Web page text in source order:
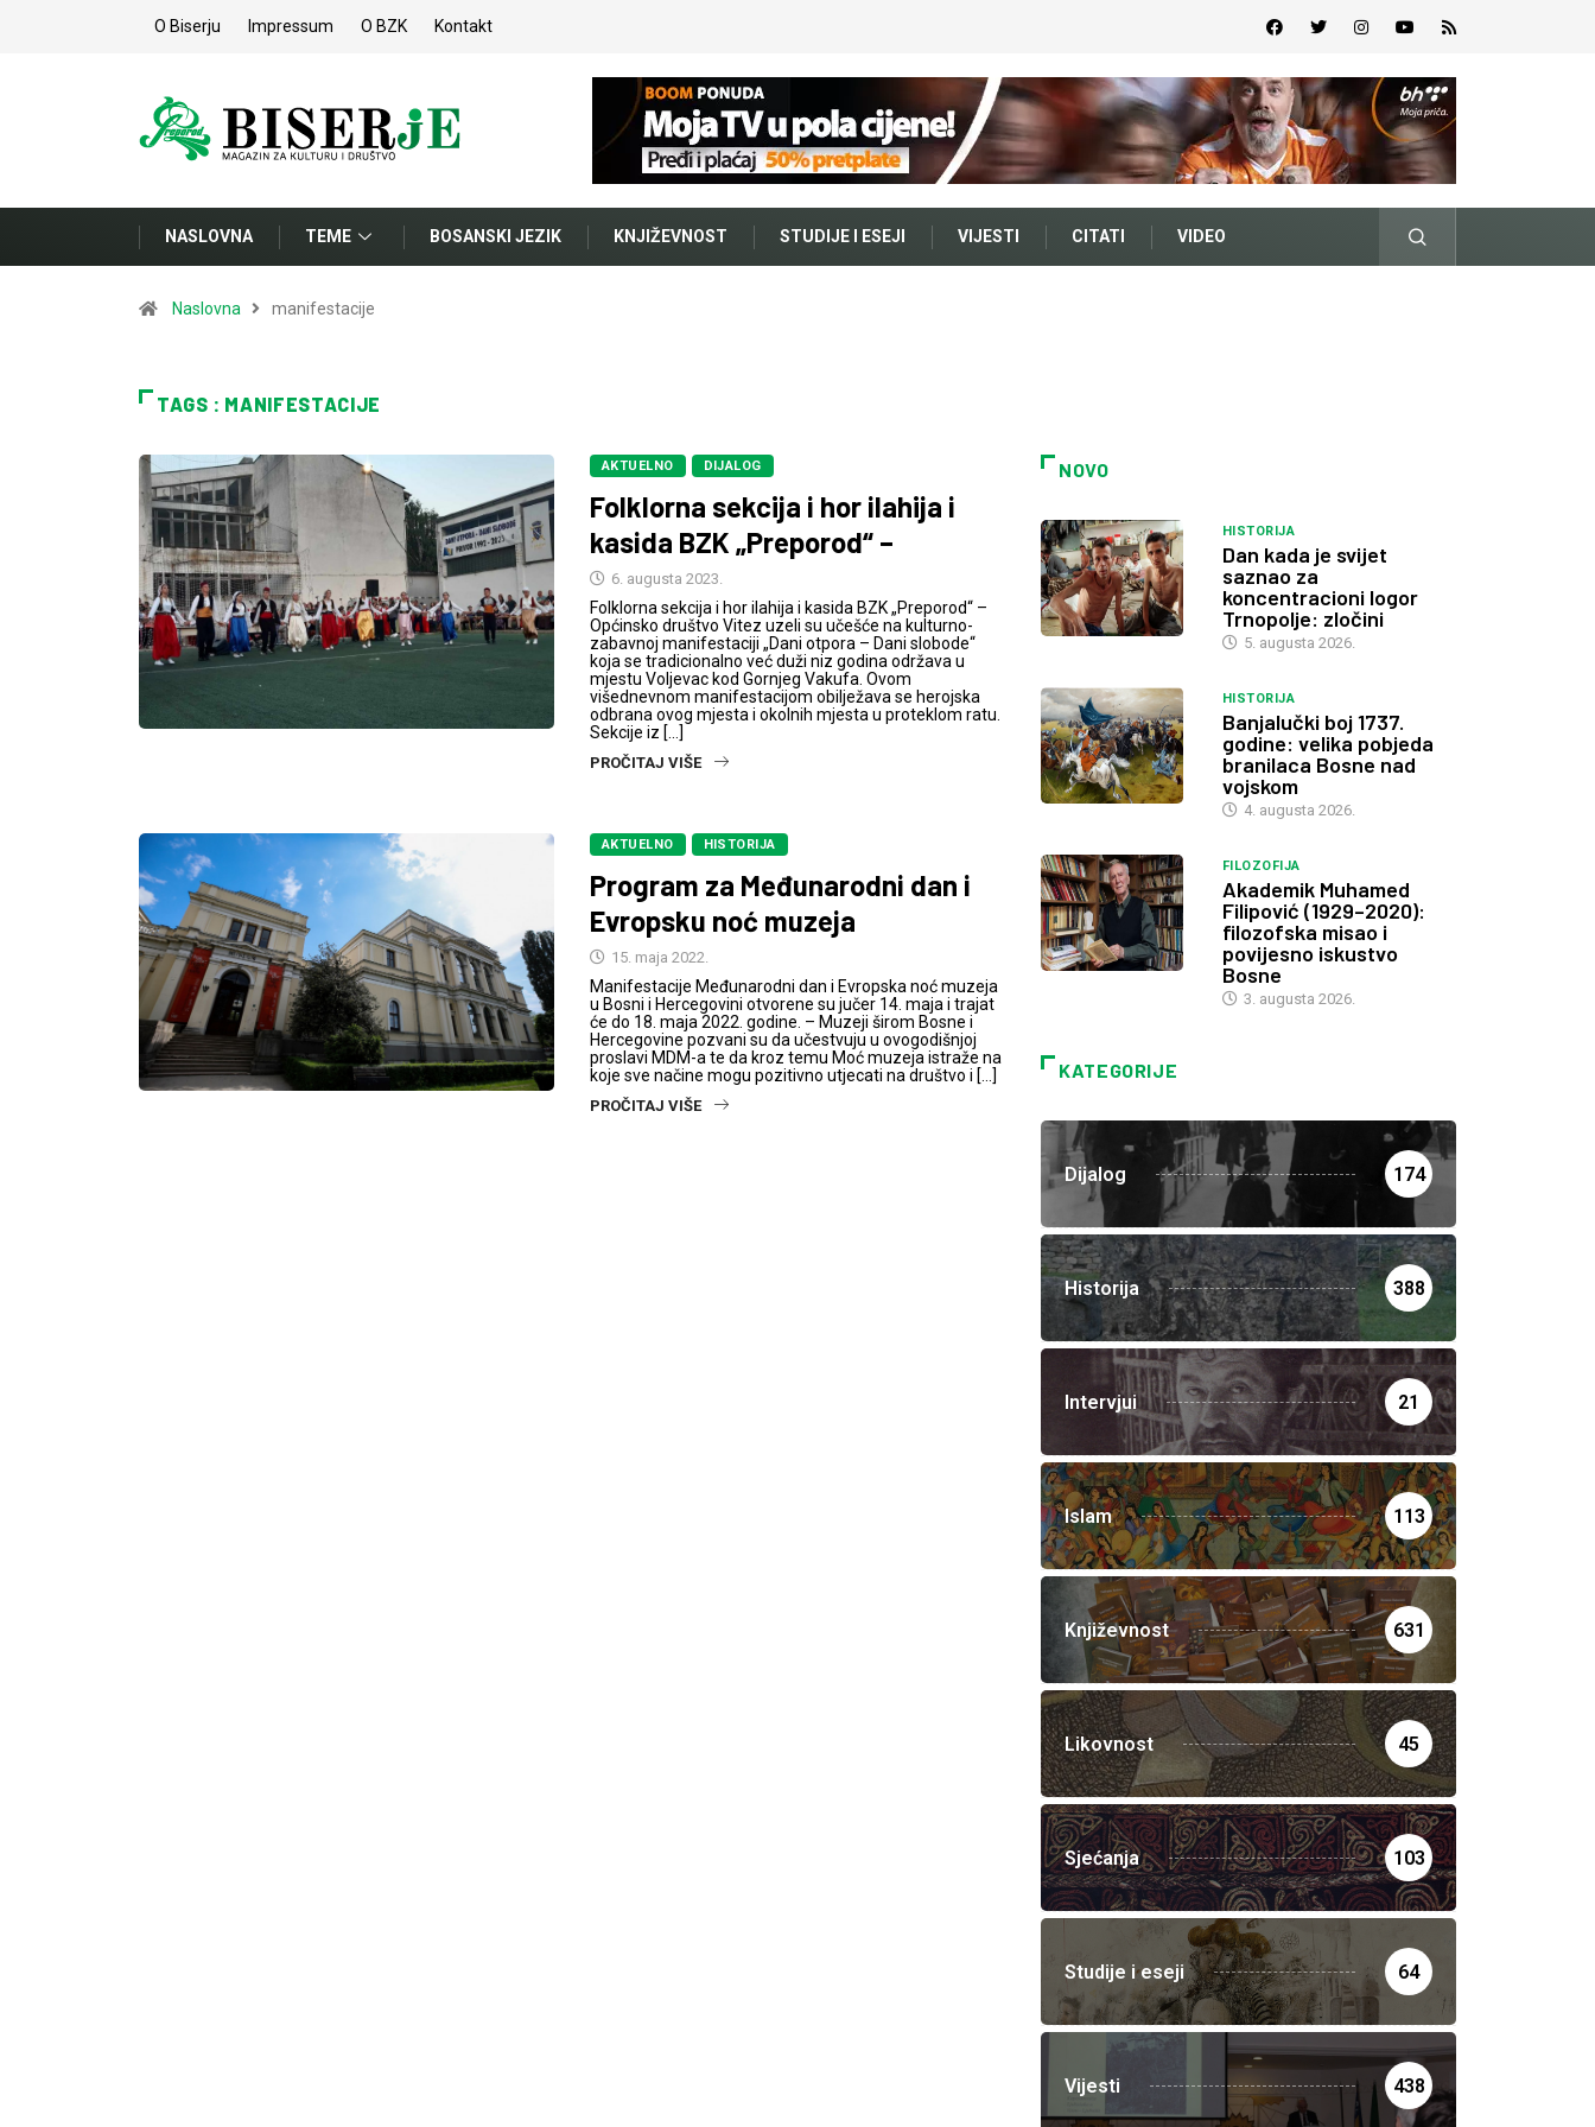
O Biserju Impressum O BZK Kontakt
NASLOVNA TEME BOSANSKI JEZIK KNJIŽEVNOST STUDIJE I ESEJI VIJESTI CITATI VIDEO
Naslovna manifestacije
TAGS : MANIFESTACIJE
AKTUELNO DIJALOG
Folklorna sekcija i hor ilahija i
kasida BZK „Preporod“ –
6. augusta 2023.
Folklorna sekcija i hor ilahija i kasida BZK „Preporod“ –
Općinsko društvo Vitez uzeli su učešće na kulturno-
zabavnoj manifestaciji „Dani otpora – Dani slobode“
koja se tradicionalno već duži niz godina održava u
mjestu Voljevac kod Gornjeg Vakufa. Ovom
višednevnom manifestacijom obilježava se herojska
odbrana ovog mjesta i okolnih mjesta u proteklom ratu.
Sekcije iz […]
PROČITAJ VIŠE
AKTUELNO HISTORIJA
Program za Međunarodni dan i
Evropsku noć muzeja
15. maja 2022.
Manifestacije Međunarodni dan i Evropska noć muzeja
u Bosni i Hercegovini otvorene su jučer 14. maja i trajat
će do 18. maja 2022. godine. – Muzeji širom Bosne i
Hercegovine pozvani su da učestvuju u ovogodišnjoj
proslavi MDM-a te da kroz temu Moć muzeja istraže na
koje sve načine mogu pozitivno utjecati na društvo i […]
PROČITAJ VIŠE
NOVO
HISTORIJA
Dan kada je svijet
saznao za
koncentracioni logor
Trnopolje: zločini
5. augusta 2026.
HISTORIJA
Banjalučki boj 1737.
godine: velika pobjeda
branilaca Bosne nad
vojskom
4. augusta 2026.
FILOZOFIJA
Akademik Muhamed
Filipović (1929–2020):
filozofska misao i
povijesno iskustvo
Bosne
3. augusta 2026.
KATEGORIJE
Dijalog 174
Historija 388
Intervjui 21
Islam 113
Književnost 631
Likovnost 45
Sjećanja 103
Studije i eseji 64
Vijesti 438